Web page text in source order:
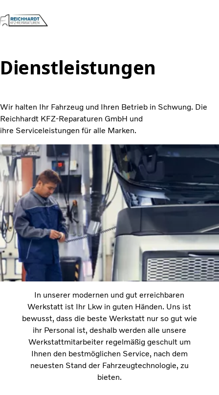
Volvo Trucks
Kontakt
Gesetzliche Untersuchungen
Toll Collect
Dienstleistungen
Wir halten Ihr Fahrzeug und Ihren Betrieb in Schwung. Die
Reichhardt KFZ-Reparaturen GmbH und
ihre Serviceleistungen für alle Marken.
In unserer modernen und gut erreichbaren
Werkstatt ist Ihr Lkw in guten Händen. Uns ist
bewusst, dass die beste Werkstatt nur so gut wie
ihr Personal ist, deshalb werden alle unsere
Werkstattmitarbeiter regelmäßig geschult um
Ihnen den bestmöglichen Service, nach dem
neuesten Stand der Fahrzeugtechnologie, zu
bieten.